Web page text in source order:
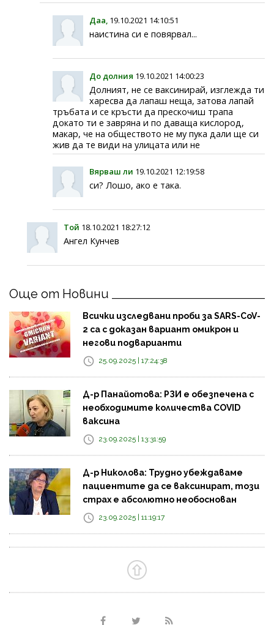
Даа, 19.10.2021 14:10:51
наистина си е повярвал...
До долния 19.10.2021 14:00:23
Долният, не се ваксинирай, изглежда ти
харесва да лапаш неща, затова лапай
тръбата и се кръсти да прескочиш трапа
докато ти е завряна и по даваща кислород,
макар, че на обществото не му пука дали ще си
жив да те види на улицата или не
Вярваш ли 19.10.2021 12:19:58
си? Лошо, ако е така.
Той 18.10.2021 18:27:12
Ангел Кунчев
Още от Новини
Всички изследвани проби за SARS-CoV-
2 са с доказан вариант омикрон и
негови подварианти
25.09.2025 | 17:24:38
Д-р Панайотова: РЗИ е обезпечена с
необходимите количества COVID
ваксина
23.09.2025 | 13:31:59
Д-р Николова: Трудно убеждаваме
пациентите да се ваксинират, този
страх е абсолютно необоснован
23.09.2025 | 11:19:17